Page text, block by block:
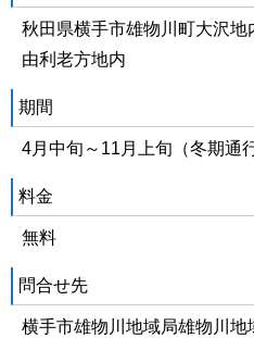
秋田県横手市雄物川町大沢
由利老方地内
期間
4月中旬～11月上旬（冬期通
料金
無料
問合せ先
横手市雄物川地域局雄物川地